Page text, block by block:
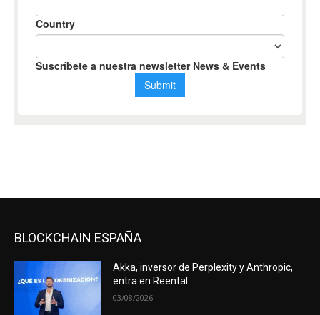
BLOCKCHAIN ESPAÑA
Akka, inversor de Perplexity y Anthropic,
entra en Reental
03/08/2026